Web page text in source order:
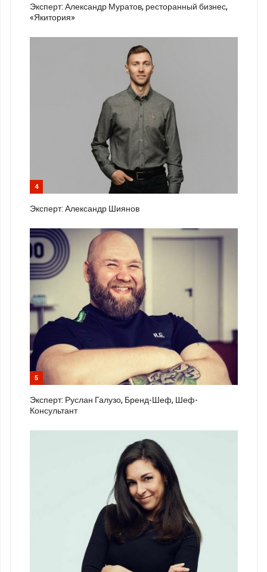
Эксперт: Александр Муратов, ресторанный бизнес,
«Якитория»
4
Эксперт: Александр Шиянов
5
Эксперт: Руслан Галузо, Бренд-Шеф, Шеф-
Консультант